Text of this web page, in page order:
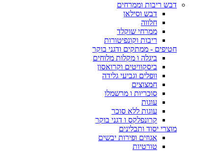
דבש ריבות וממרחים
דבש וסילאן
חלווה
ממרחי שוקלד
ריבות וקונפיטורות
חטיפים - ממתקים ודגני בוקר
ביגלה ו מקלות מלוחים
ביסקוויטים וקרואסון
וופלים וגביעי גלידה
חמצוצים
סוכריות ו מרשמלו
עוגות
עוגות ללא סוכר
קרונפלקס ו דגני בוקר
מוצרי יסוד ותבלינים
אגוזים ופירות יבשים
טורטיות